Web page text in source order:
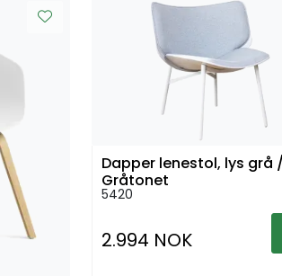
Dapper lenestol, lys grå
Gråtonet
5420
2.994 NOK